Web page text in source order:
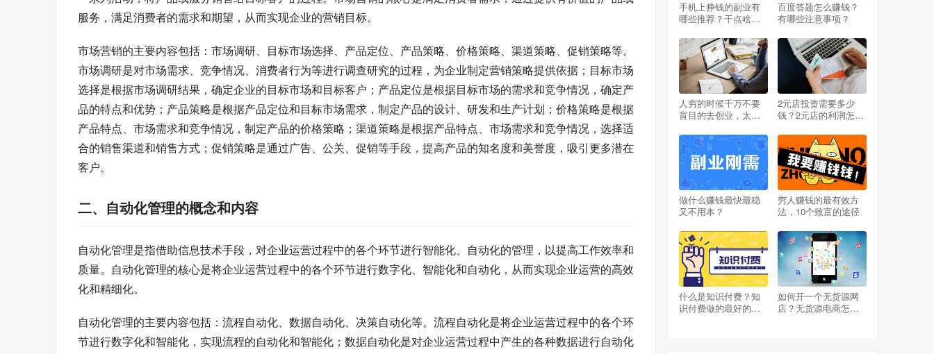
服务，满足消费者的需求和期望，从而实现企业的营销目标。
市场营销的主要内容包括：市场调研、目标市场选择、产品定位、产品策略、价格策略、渠道策略、促销策略等。
市场调研是对市场需求、竞争情况、消费者行为等进行调查研究的过程，为企业制定营销策略提供依据；目标市场
选择是根据市场调研结果，确定企业的目标市场和目标客户；产品定位是根据目标市场的需求和竞争情况，确定产
品的特点和优势；产品策略是根据产品定位和目标市场需求，制定产品的设计、研发和生产计划；价格策略是根据
产品特点、市场需求和竞争情况，制定产品的价格策略；渠道策略是根据产品特点、市场需求和竞争情况，选择适
合的销售渠道和销售方式；促销策略是通过广告、公关、促销等手段，提高产品的知名度和美誉度，吸引更多潜在
客户。
二、自动化管理的概念和内容
自动化管理是指借助信息技术手段，对企业运营过程中的各个环节进行智能化、自动化的管理，以提高工作效率和
质量。自动化管理的核心是将企业运营过程中的各个环节进行数字化、智能化和自动化，从而实现企业运营的高效
化和精细化。
自动化管理的主要内容包括：流程自动化、数据自动化、决策自动化等。流程自动化是将企业运营过程中的各个环
节进行数字化和智能化，实现流程的自动化和智能化；数据自动化是对企业运营过程中产生的各种数据进行自动化
手机上挣钱的副业有
哪些推荐？干点啥能
百度答题怎么赚钱？
有哪些注意事项？
人穷的时候千万不要
盲目的去创业，太扎
2元店投资需要多少
钱？2元店的利润怎么
钱？
做什么赚钱最快最稳
又不用本？
穷人赚钱的最有效方
法，10个致富的途径
什么是知识付费？知
识付费做的最好的平
如何开一个无货源网
店？无货源电商怎么